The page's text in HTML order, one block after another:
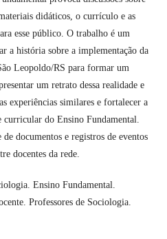
didáticos, o currículo e as
esse público. O trabalho é um
a história sobre a implementação da
Leopoldo/RS para formar um
um retrato dessa realidade e
experiências similares e fortalecer a
curricular do Ensino Fundamental.
de documentos e registros de eventos
docentes da rede.
Ensino Fundamental.
Professores de Sociologia.